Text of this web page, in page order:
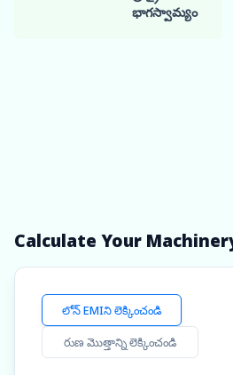
భాగస్వామ్యం
Calculate Your
లోన్ EMIని లెక్కించండి
రుణ మొత్తాన్ని లెక్కించండి